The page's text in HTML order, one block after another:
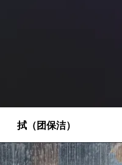
拭（团保洁）